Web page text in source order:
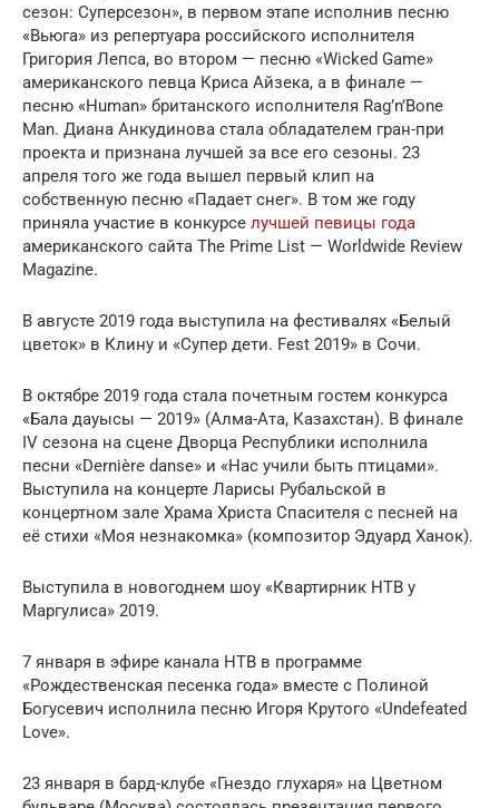
сезон: Суперсезон», в первом этапе исполнив песню
«Вьюга» из репертуара российского исполнителя
Григория Лепса, во втором — песню «Wicked Game»
американского певца Криса Айзека, а в финале —
песню «Human» британского исполнителя Rag’n’Bone
Man. Диана Анкудинова стала обладателем гран-при
проекта и признана лучшей за все его сезоны. 23
апреля того же года вышел первый клип на
собственную песню «Падает снег». В том же году
приняла участие в конкурсе лучшей певицы года
американского сайта The Prime List — Worldwide Review
Magazine.
В августе 2019 года выступила на фестивалях «Белый
цветок» в Клину и «Супер дети. Fest 2019» в Сочи.
В октябре 2019 года стала почетным гостем конкурса
«Бала дауысы — 2019» (Алма-Ата, Казахстан). В финале
IV сезона на сцене Дворца Республики исполнила
песни «Dernière danse» и «Нас учили быть птицами».
Выступила на концерте Ларисы Рубальской в
концертном зале Храма Христа Спасителя с песней на
её стихи «Моя незнакомка» (композитор Эдуард Ханок).
Выступила в новогоднем шоу «Квартирник НТВ у
Маргулиса» 2019.
7 января в эфире канала НТВ в программе
«Рождественская песенка года» вместе с Полиной
Богусевич исполнила песню Игоря Крутого «Undefeated
Love».
23 января в бард-клубе «Гнездо глухаря» на Цветном